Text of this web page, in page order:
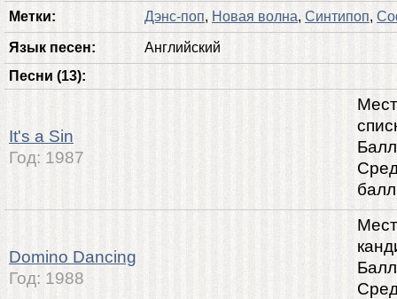
Метки: Дэнс-поп, Новая волна, Синтипоп,
Язык песен:
Английский
Песни (13):
It's a Sin
Год: 1987
Domino Dancing
Год: 1988